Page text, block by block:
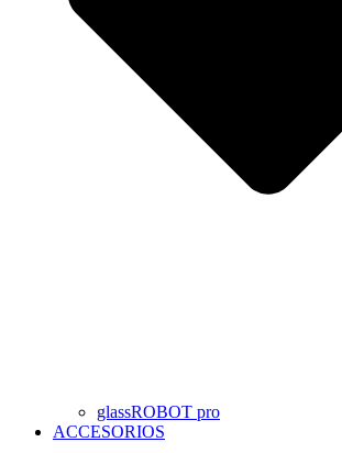
glassROBOT pro
ACCESORIOS